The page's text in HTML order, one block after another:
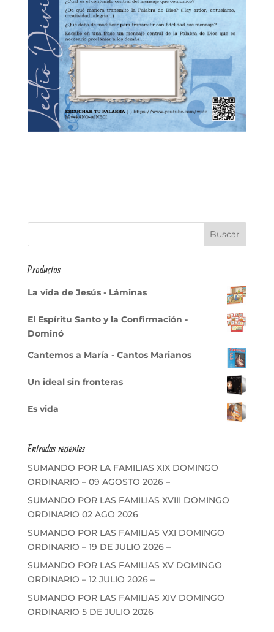
Productos
La vida de Jesús - Láminas
El Espíritu Santo y la Confirmación -
Dominó
Cantemos a María - Cantos Marianos
Un ideal sin fronteras
Es vida
Entradas recientes
SUMANDO POR LA FAMILIAS XIX DOMINGO
ORDINARIO – 09 AGOSTO 2026 –
SUMANDO POR LAS FAMILIAS XVIII DOMINGO
ORDINARIO 02 AGO 2026
SUMANDO POR LAS FAMILIAS VXI DOMINGO
ORDINARIO – 19 DE JULIO 2026 –
SUMANDO POR LAS FAMILIAS XV DOMINGO
ORDINARIO – 12 JULIO 2026 –
SUMANDO POR LAS FAMILIAS XIV DOMINGO
ORDINARIO 5 DE JULIO 2026